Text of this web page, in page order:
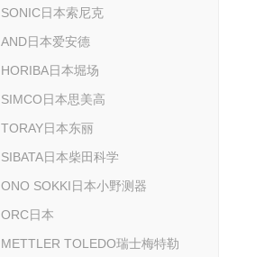
SONIC日本索尼克
AND日本爱安德
HORIBA日本堀场
SIMCO日本思美高
TORAY日本东丽
SIBATA日本柴田科学
ONO SOKKI日本小野测器
ORC日本
METTLER TOLEDO瑞士梅特勒